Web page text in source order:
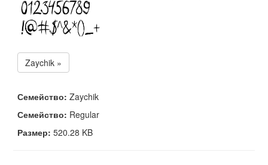
Zaychik »
Семейство: Zaychik
Семейство: Regular
Размер: 520.28 KB